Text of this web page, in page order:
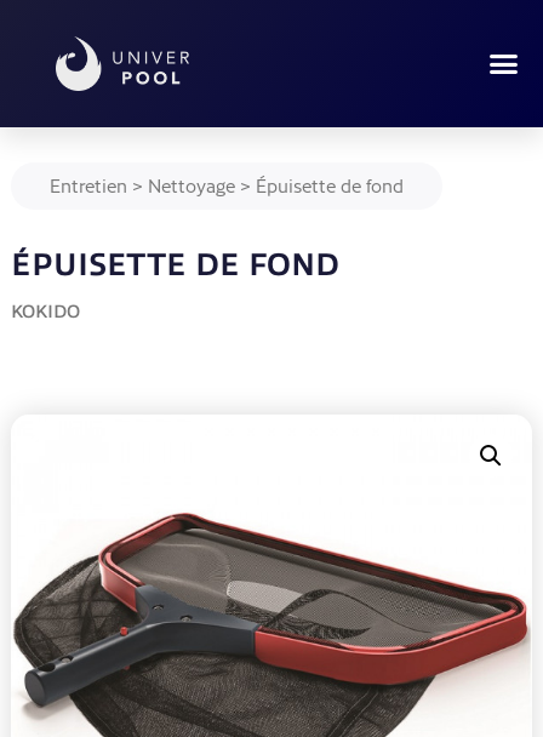
Entretien > Nettoyage> Épuisette de fond
ÉPUISETTE DE FOND
KOKIDO